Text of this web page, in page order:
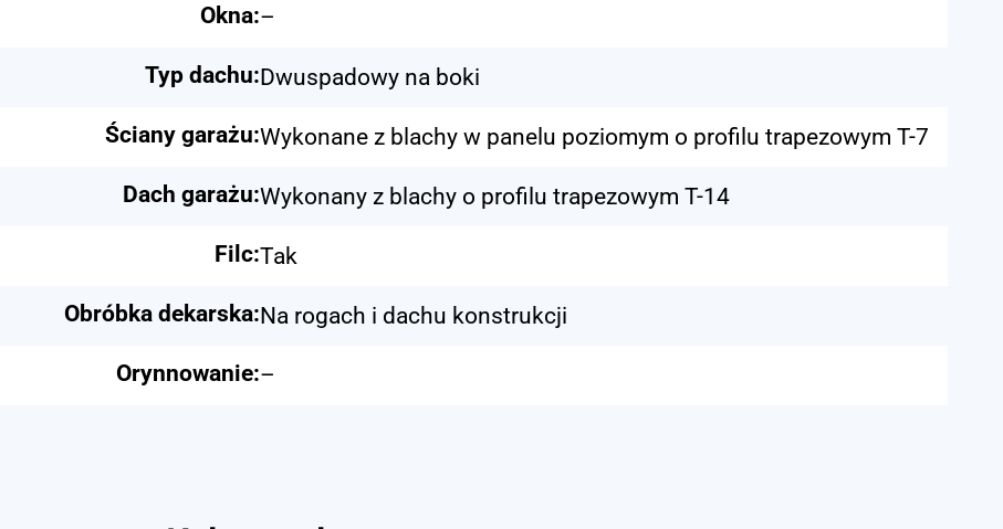
Okna:–
Typ dachu:Dwuspadowy na boki
Ściany garażu:Wykonane z blachy w panelu poziomym o profilu trapezowym T-7
Dach garażu:Wykonany z blachy o profilu trapezowym T-14
Filc:Tak
Obróbka dekarska:Na rogach i dachu konstrukcji
Orynnowanie:–